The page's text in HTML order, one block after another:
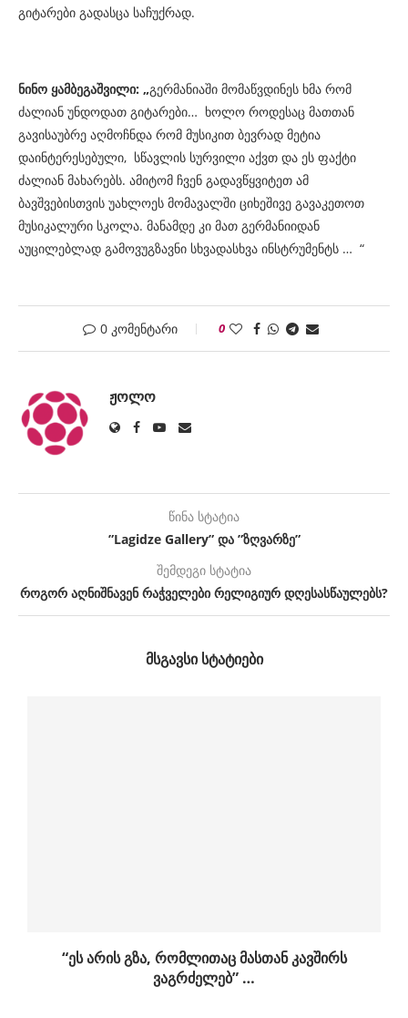
გიტარები გადასცა საჩუქრად.
ნინო ყამბეგაშვილი: „გერმანიაში მომაწვდინეს ხმა რომ
ძალიან უნდოდათ გიტარები… ხოლო როდესაც მათთან
გავისაუბრე აღმოჩნდა რომ მუსიკით ბევრად მეტია
დაინტერესებული, სწავლის სურვილი აქვთ და ეს ფაქტი
ძალიან მახარებს. ამიტომ ჩვენ გადავწყვიტეთ ამ
ბავშვებისთვის უახლოეს მომავალში ციხეშივე გავაკეთოთ
მუსიკალური სკოლა. მანამდე კი მათ გერმანიიდან
აუცილებლად გამოვუგზავნი სხვადასხვა ინსტრუმენტს … “
0 კომენტარი 0
ᲟᲝᲚᲝ
წინა სტატია
”Lagidze Gallery” და ”ზღვარზე”
შემდეგი სტატია
როგორ აღნიშნავენ რაჭველები რელიგიურ დღესასწაულებს?
ᲛᲡᲒᲐᲕᲡᲘ ᲡᲢᲐᲢᲘᲔᲑᲘ
“ეს არის გზა, რომლითაც მასთან კავშირს
ვაგრძელებ” …